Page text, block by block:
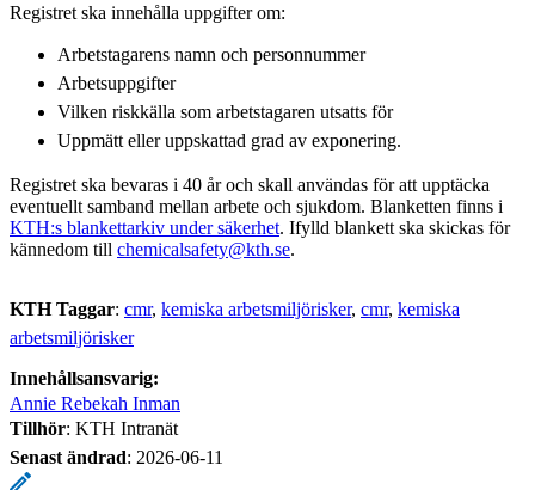
Registret ska innehålla uppgifter om:
Arbetstagarens namn och personnummer
Arbetsuppgifter
Vilken riskkälla som arbetstagaren utsatts för
Uppmätt eller uppskattad grad av exponering.
Registret ska bevaras i 40 år och skall användas för att upptäcka
eventuellt samband mellan arbete och sjukdom. Blanketten finns i
KTH:s blankettarkiv under säkerhet. Ifylld blankett ska skickas för
kännedom till chemicalsafety@kth.se.
KTH Taggar: cmr kemiska arbetsmiljörisker cmr kemiska
arbetsmiljörisker
Innehållsansvarig:
Annie Rebekah Inman
Tillhör: KTH Intranät
Senast ändrad: 2026-06-11